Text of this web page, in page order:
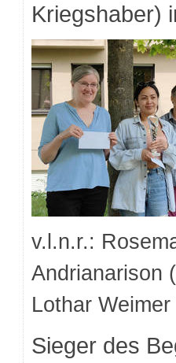
Kriegshaber)
v.l.n.r.:
Andrianarison
Lothar
Sieger des